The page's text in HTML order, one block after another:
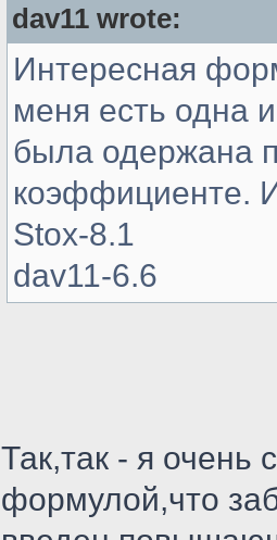
dav11 wrote:
Интересная
меня есть одна
была одержана
коэффициенте.
Stox-8.1
dav11-6.6
Так,так - я очень
формулой,что